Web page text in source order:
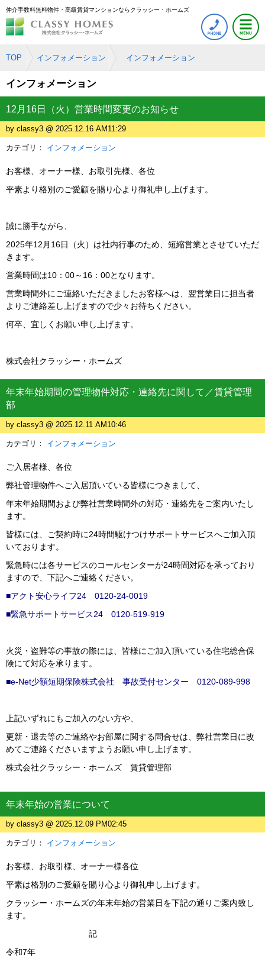
仲介手数料無料物件・高級賃貸マンションならクラッシー・ホームズ
TOP インフォメーション インフォメーション
インフォメーション
12月16日（火）営業時間変更のお知らせ
by classy3 @ 2025.12.16 AM11:29
カテゴリ： インフォメーション
お客様、オーナー様、お取引先様、各位
平素より格別のご愛顧を賜り心より御礼申し上げます。
誠に勝手ながら、
2025年12月16日（火）は社内行事のため、短縮営業とさせていただ
きます。
営業時間は10：00～16：00となります。
営業時間外にご連絡いただきましたお客様へは、翌営業日に担当者
よりご連絡差し上げますので少々お待ちください。
何卒、宜しくお願い申し上げます。
株式会社クラッシー・ホームズ
年末年始期間の管理物件対応・連絡先に関して／賃貸管理
部
by classy3 @ 2025.12.11 AM10:46
カテゴリ： インフォメーション
ご入居者様、各位
弊社管理物件へご入居頂いている皆様につきまして、
年末年始期間および弊社営業時間外の対応・連絡先をご案内いたし
ます。
皆様には、ご契約時に24時間駆けつけサポートサービスへご加入頂
いております。
緊急時には各サービスのコールセンターが24時間対応を承っており
ますので、下記へご連絡ください。
■アクト安心ライフ24 0120-24-0019
■緊急サポートサービス24 0120-519-919
火災・盗難等の事故の際には、皆様にご加入頂いている住宅総合保
険にて対応を承ります。
■e-Net少額短期保険株式会社 事故受付センター 0120-089-998
上記いずれにもご加入のない方や、
更新・退去等のご連絡やお部屋に関する問合せは、弊社営業日に改
めてご連絡くださいますようお願い申し上げます。
株式会社クラッシー・ホームズ 賃貸管理部
年末年始の営業について
by classy3 @ 2025.12.09 PM02:45
カテゴリ： インフォメーション
お客様、お取引様、オーナー様各位
平素は格別のご愛顧を賜り心より御礼申し上げます。
クラッシー・ホームズの年末年始の営業日を下記の通りご案内致し
ます。
記
令和7年